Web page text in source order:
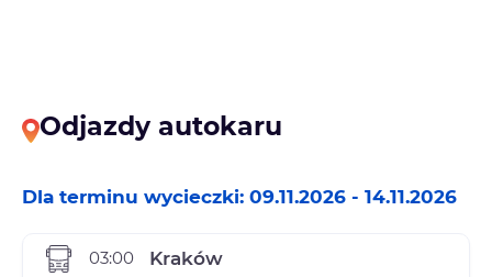
Odjazdy autokaru
Dla terminu wycieczki: 09.11.2026 - 14.11.2026
03:00 Kraków